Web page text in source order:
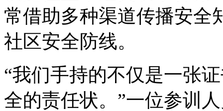
常借助多种渠道传播安全
社区安全防线。
“我们手持的不仅是一张
全的责任状。”一位参训